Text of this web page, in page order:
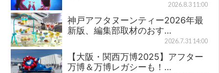
2026.8.3 11:00
神戸アフタヌーンティー2026年最
新版、編集部取材のおす…
2026.7.31 14:00
【大阪・関西万博2025】アフター
万博＆万博レガシーも！…